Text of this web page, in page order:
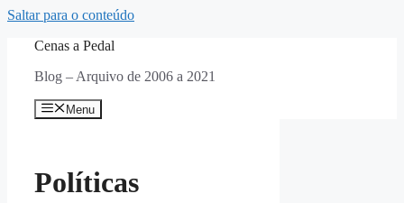
Saltar para o conteúdo
Cenas a Pedal
Blog – Arquivo de 2006 a 2021
Menu
Políticas